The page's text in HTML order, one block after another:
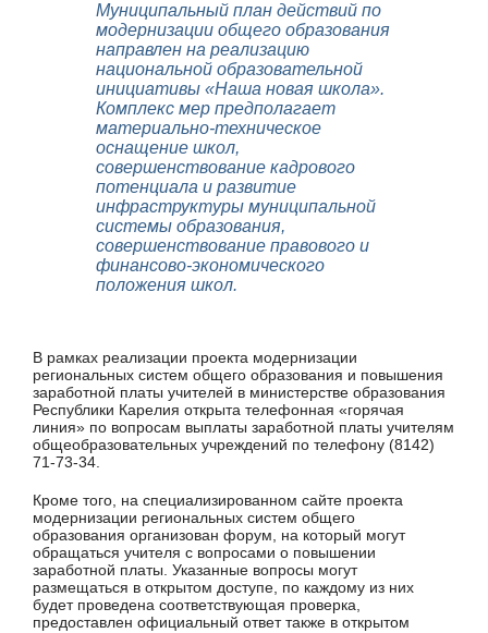
Муниципальный план действий по
модернизации общего образования
направлен на реализацию
национальной образовательной
инициативы «Наша новая школа».
Комплекс мер предполагает
материально-техническое
оснащение школ,
совершенствование кадрового
потенциала и развитие
инфраструктуры муниципальной
системы образования,
совершенствование правового и
финансово-экономического
положения школ.
В рамках реализации проекта модернизации
региональных систем общего образования и повышения
заработной платы учителей в министерстве образования
Республики Карелия открыта телефонная «горячая
линия» по вопросам выплаты заработной платы учителям
общеобразовательных учреждений по телефону (8142)
71-73-34.
Кроме того, на специализированном сайте проекта
модернизации региональных систем общего
образования организован форум, на который могут
обращаться учителя с вопросами о повышении
заработной платы. Указанные вопросы могут
размещаться в открытом доступе, по каждому из них
будет проведена соответствующая проверка,
предоставлен официальный ответ также в открытом